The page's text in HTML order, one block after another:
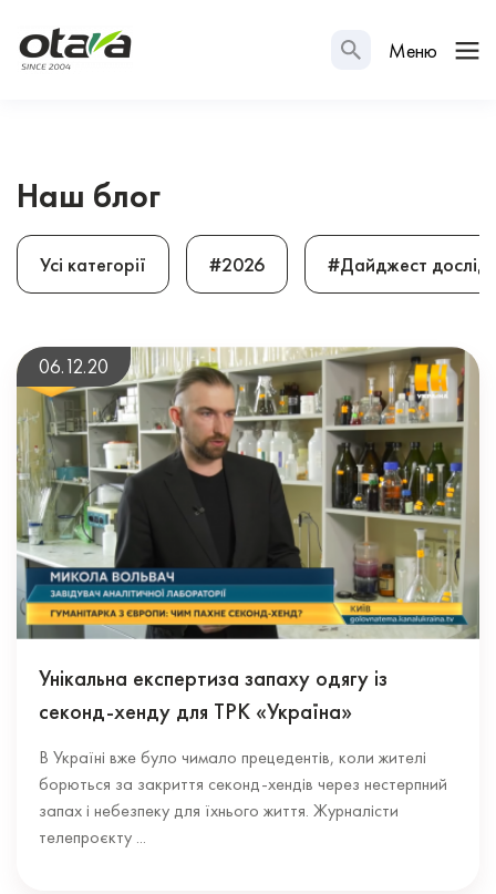
Меню
Наш блог
Усі категорії #2026 #Дайджест
06.12.20
Унікальна експертиза запаху одягу із
секонд-хенду для ТРК «Україна»
В Україні вже було чимало прецедентів, коли жителі
борються за закриття секонд-хендів через нестерпний
запах і небезпеку для їхнього життя. Журналісти
телепроєкту ...